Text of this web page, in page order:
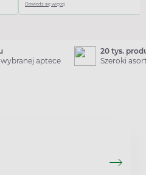
Dowiedz się więcej
aptece
20 tys.
Szeroki